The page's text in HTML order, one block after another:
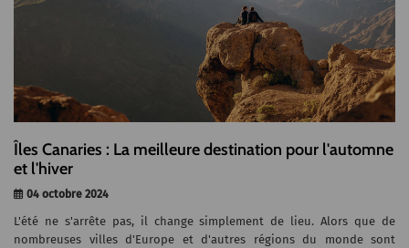
Îles Canaries : La meilleure destination pour l'automne
et l'hiver
04 octobre 2024
L'été ne s'arrête pas, il change simplement de lieu. Alors que de
nombreuses villes d'Europe et d'autres régions du monde sont